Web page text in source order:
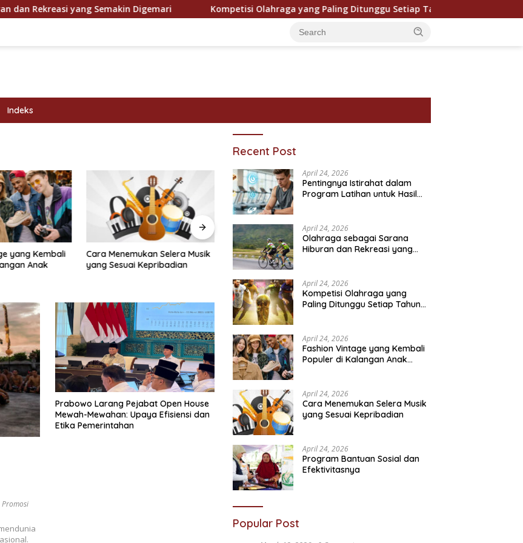
yang Semakin Digemari Kompetisi Olahraga yang Paling Ditunggu Setiap Tahun oleh Penggemar Dunia
Indeks
yang Kembali
Anak
Cara Menemukan Selera Musik
yang Sesuai Kepribadian
Program Bantuan Sosial dan
Efektivitasnya
Pentingnya Pendidikan
Promosi
Prabowo Larang Pejabat Open House
Mewah-Mewahan: Upaya Efisiensi dan
Etika Pemerintahan
Recent Post
April 24, 2026
Pentingnya Istirahat dalam
Program Latihan untuk Hasil
April 24, 2026
Olahraga sebagai Sarana
Hiburan dan Rekreasi yang
April 24, 2026
Kompetisi Olahraga yang
Paling Ditunggu Setiap Tahun
April 24, 2026
Fashion Vintage yang Kembali
Populer di Kalangan Anak
April 24, 2026
Cara Menemukan Selera Musik
yang Sesuai Kepribadian
April 24, 2026
Program Bantuan Sosial dan
Efektivitasnya
Popular Post